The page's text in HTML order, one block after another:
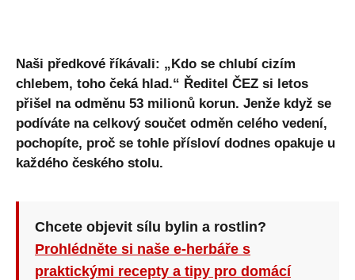
Naši předkové říkávali: „Kdo se chlubí cizím
chlebem, toho čeká hlad.“ Ředitel ČEZ si letos
přišel na odměnu 53 milionů korun. Jenže když se
podíváte na celkový součet odměn celého vedení,
pochopíte, proč se tohle přísloví dodnes opakuje u
každého českého stolu.
Chcete objevit sílu bylin a rostlin?
Prohlédněte si naše e-herbáře s
praktickými recepty a tipy pro domácí